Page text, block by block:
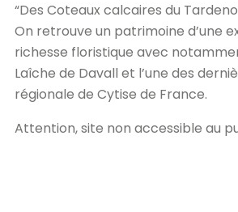
“Des Coteaux calcaires du
On retrouve un patrimoine d’une
richesse floristique avec
Laîche de Davall et l’une des
régionale de Cytise de France.
Attention, site non accessible au